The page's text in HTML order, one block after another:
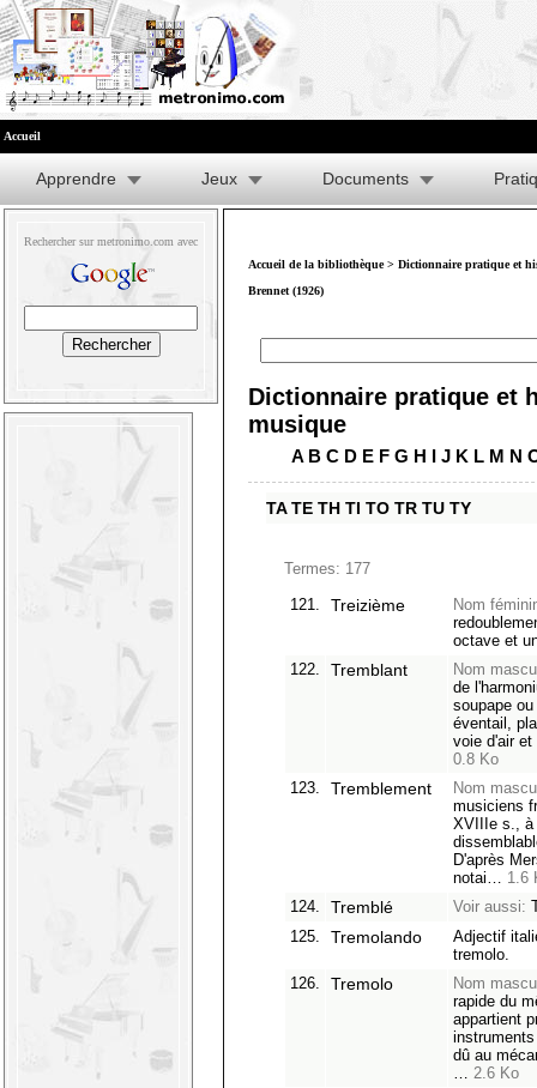
Accueil
Apprendre Jeux Documents
Rechercher sur metronimo.com avec
Accueil de la bibliothèque> Dictionnaire pratique et
Brennet (1926)
Dictionnaire pratique et
musique
A B C D E F G H I J K L M N
TA TE TH TI TO TR TU TY
Termes: 177
121.
Treizième
Nom
octave et
122.
Tremblant
Nom
de
soupape
éventail,
voie d'air
0.8 Ko
123.
Tremblement
Nom
musiciens
XVIIIe s., à
D'après
notai… 1.6
124.
Tremblé Voir aussi:
125.
Tremolando
Adjectif
tremolo.
126.
Tremolo
Nom
rapide du
appartient
dû au
… 2.6 Ko